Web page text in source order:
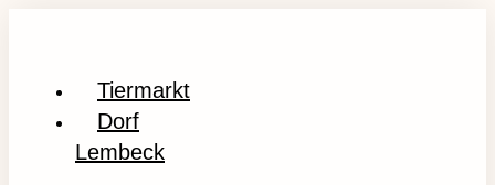
Tiermarkt
Dorf
Lembeck